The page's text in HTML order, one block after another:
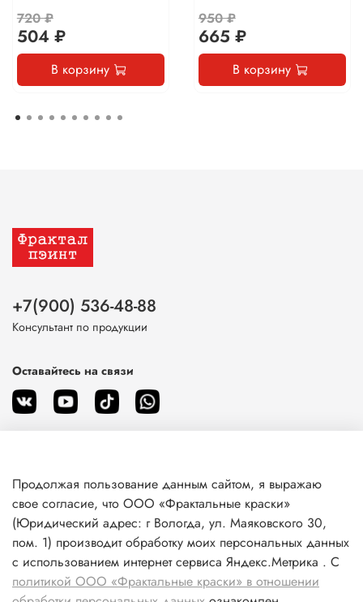
720 ₽
504 ₽
В корзину
950 ₽
665 ₽
В корзину
О магазине
Клиентам
Информация
+7(900) 536-48-88
Консультант по продукции
Оставайтесь на связи
Продолжая пользование данным сайтом, я выражаю
свое согласие, что ООО «Фрактальные краски»
(Юридический адрес: г Вологда, ул. Маяковского 30,
пом. 1) производит обработку моих персональных данных
с использованием интернет сервиса Яндекс.Метрика . С
политикой ООО «Фрактальные краски» в отношении